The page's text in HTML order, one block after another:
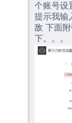
个账号设
提示我输
敌 下面
下。。。